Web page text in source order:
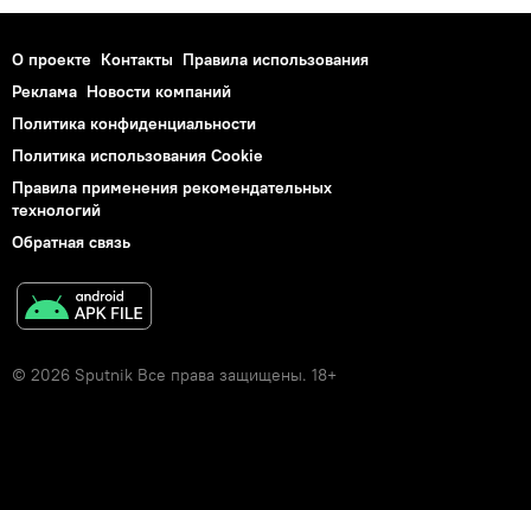
О проекте Контакты Правила использования
Реклама Новости компаний
Политика конфиденциальности
Политика использования Cookie
Правила применения рекомендательных
технологий
Обратная связь
© 2026 Sputnik Все права защищены. 18+